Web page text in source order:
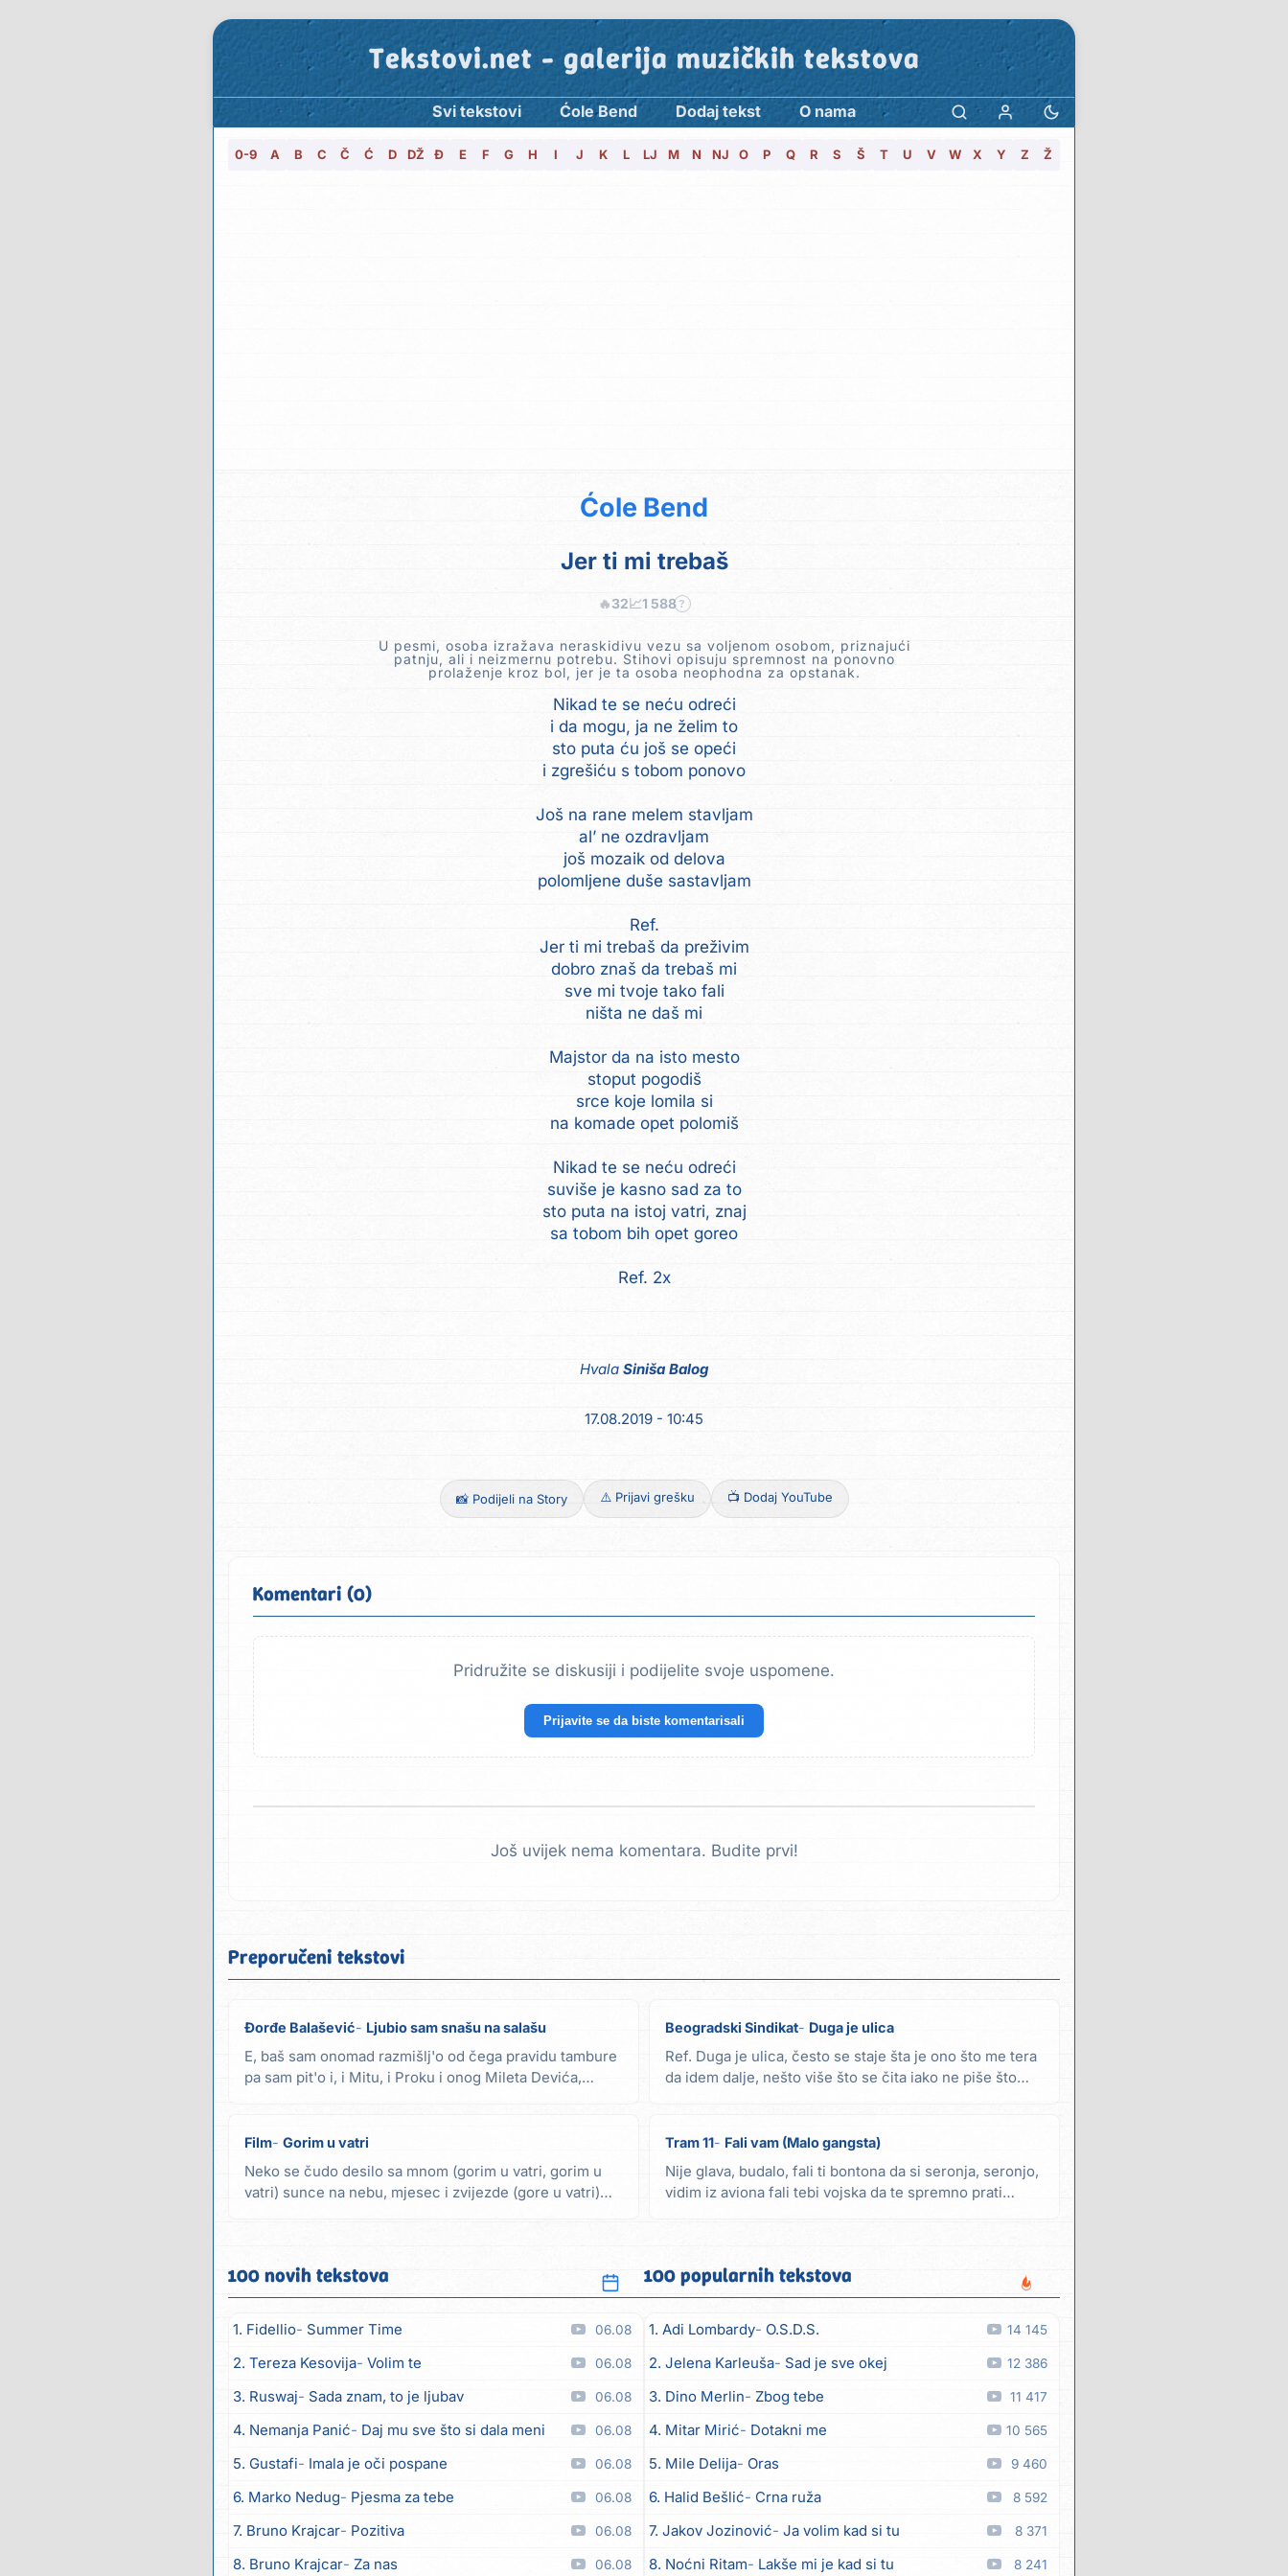
Tekstovi.net - galerija muzičkih tekstova
Svi tekstovi Ćole Bend Dodaj tekst O nama
0-9 A B C Č Ć D DŽ Đ E F G H I J K L LJ M N NJ O P Q R S Š T U V W X Y Z Ž
Ćole Bend
Jer ti mi trebaš
🔥32📈1 588 ?
U pesmi, osoba izražava neraskidivu vezu sa voljenom osobom, priznajući
patnju, ali i neizmernu potrebu. Stihovi opisuju spremnost na ponovno
prolaženje kroz bol, jer je ta osoba neophodna za opstanak.
Nikad te se neću odreći
i da mogu, ja ne želim to
sto puta ću još se opeći
i zgrešiću s tobom ponovo
Još na rane melem stavljam
al’ ne ozdravljam
još mozaik od delova
polomljene duše sastavljam
Ref.
Jer ti mi trebaš da preživim
dobro znaš da trebaš mi
sve mi tvoje tako fali
ništa ne daš mi
Majstor da na isto mesto
stoput pogodiš
srce koje lomila si
na komade opet polomiš
Nikad te se neću odreći
suviše je kasno sad za to
sto puta na istoj vatri, znaj
sa tobom bih opet goreo
Ref. 2x
Hvala Siniša Balog
17.08.2019 - 10:45
📸 Podijeli na Story ⚠️ Prijavi grešku 📺 Dodaj YouTube
Komentari (0)
Pridružite se diskusiji i podijelite svoje uspomene.
Prijavite se da biste komentarisali
Još uvijek nema komentara. Budite prvi!
Preporučeni tekstovi
Đorđe Balašević Ljubio sam snašu na salašu
E, baš sam onomad razmišlj'o od čega pravidu tambure
pa sam pit'o i, i Mitu, i Proku i onog Mileta Devića,
Beogradski Sindikat Duga je ulica
Ref. Duga je ulica, često se staje šta je ono što me tera
da idem dalje, nešto više što se čita iako ne piše što
Film Gorim u vatri
Neko se čudo desilo sa mnom (gorim u vatri, gorim u
vatri) sunce na nebu, mjesec i zvijezde (gore u vatri)
Tram 11 Fali vam (Malo gangsta)
Nije glava, budalo, fali ti bontona da si seronja, seronjo,
vidim iz aviona fali tebi vojska da te spremno prati
100 novih tekstova
1. Fidellio Summer Time 06.08
2. Tereza Kesovija Volim te 06.08
3. Ruswaj Sada znam, to je ljubav 06.08
4. Nemanja Panić Daj mu sve što si dala meni 06.08
5. Gustafi Imala je oči pospane 06.08
6. Marko Nedug Pjesma za tebe 06.08
7. Bruno Krajcar Pozitiva 06.08
8. Bruno Krajcar Za nas 06.08
100 popularnih tekstova
1. Adi Lombardy O.S.D.S. 14 145
2. Jelena Karleuša Sad je sve okej 12 386
3. Dino Merlin Zbog tebe 11 417
4. Mitar Mirić Dotakni me 10 565
5. Mile Delija Oras 9 460
6. Halid Bešlić Crna ruža 8 592
7. Jakov Jozinović Ja volim kad si tu 8 371
8. Noćni Ritam Lakše mi je kad si tu 8 241